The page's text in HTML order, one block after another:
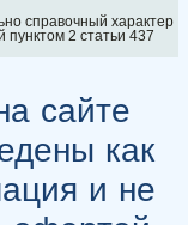
справочный характер
2 статьи 437
сайте
как
и не